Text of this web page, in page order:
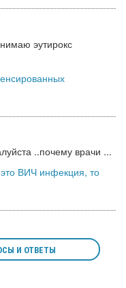
эутирокс
..почему врачи ...
это ВИЧ инфекция, то
И ОТВЕТЫ